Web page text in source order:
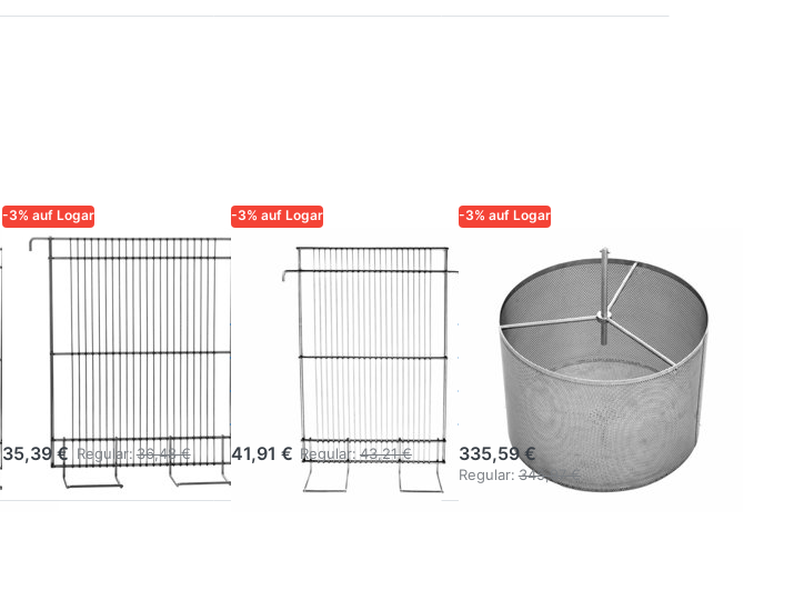
-3% auf Logar
LOGAR – QUALITÄT UND
ZUVERLÄSSIGKEIT FÜR
Logar
Tangential-
Einhänggitter
35,39 € Regular: 36,48 €
-3% auf Logar
LOGAR – QUALITÄT UND
ZUVERLÄSSIGKEIT FÜR
Logar
Tangential-
Einhänggitter
LR, Edelstahl
41,91 € Regular: 43,21 €
-3% auf Logar
LOGAR – QUALITÄT UND
ZUVERLÄSSIGKEIT FÜR
Logar
Deckelwachs-
Zentrifugenkorb
48 x 33 cm
335,59 €
Regular: 345,97 €